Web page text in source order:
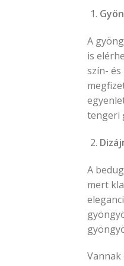
A
is
szín-
tengeri
A
mert